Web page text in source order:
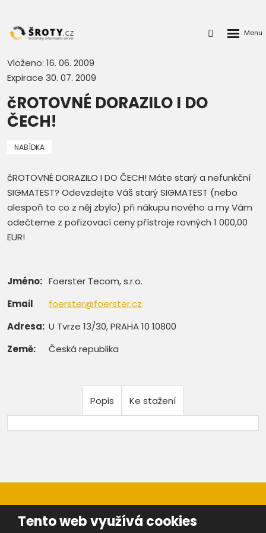
Přihlášení
Vloženo: 16. 06. 2009
Expirace 30. 07. 2009
čROTOVNÉ DORAZILO I DO
ČECH!
NABÍDKA
čROTOVNÉ DORAZILO I DO ČECH! Máte starý a nefunkční
SIGMATEST? Odevzdejte Váš starý SIGMATEST (nebo
alespoň to co z něj zbylo) při nákupu nového a my Vám
odečteme z pořizovací ceny přístroje rovných 1 000,00
EUR!
Jméno: Foerster Tecom, s.r.o.
Email
foerster@foerster.cz
Adresa: U Tvrze 13/30, PRAHA 10 10800
Země:
Česká republika
Popis Ke stažení
Tento web využívá cookies